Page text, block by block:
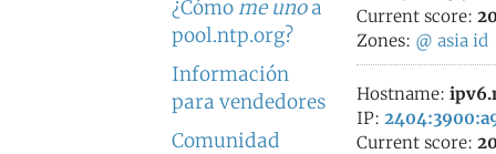
¿Cómo me unoa
pool.ntp.org?
Información
para vendedores
Comunidad
Current score:
Zones: @ asia id
Hostname:
IP:
Current score: